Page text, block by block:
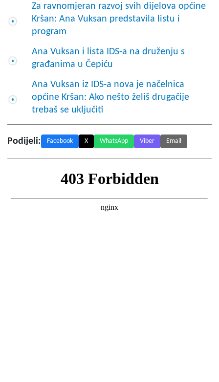
Za ravnomjeran razvoj svih dijelova općine
Kršan: Ana Vuksan predstavila listu i
program
Ana Vuksan i lista IDS-a na druženju s
građanima u Čepiću
Ana Vuksan iz IDS-a nova je načelnica
općine Kršan: Ako nešto želiš drugačije
trebaš se uključiti
Podijeli: Facebook X WhatsApp Viber Email